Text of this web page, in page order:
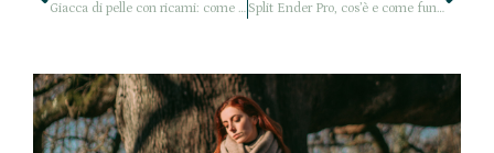
Giacca di pelle con ricami: come sopravvivere se ai tuoi non piacciono i jeans strappati Split Ender Pro, cos’è e come funziona? La mia esperienza all’Antica Tintoria 14